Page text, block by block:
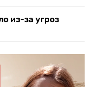
из-за угроз